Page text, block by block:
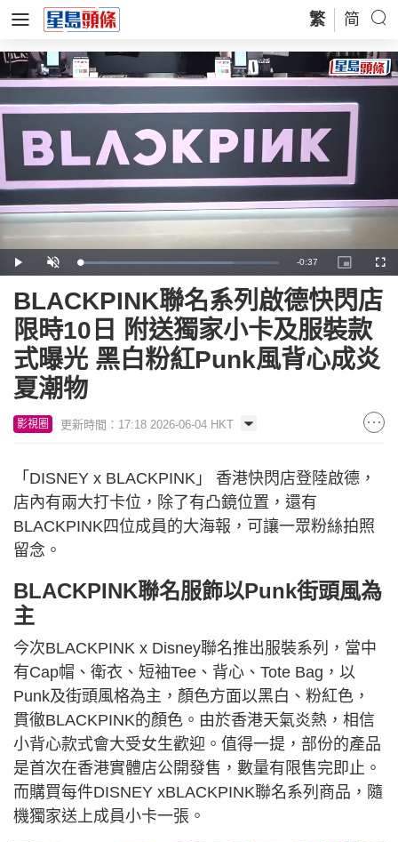
繁 简
Play Unmute Loaded:
77.12%
Remaining
Time
-0:37
Picture-
in-
BLACKPINK聯名系列啟德快閃店
限時10日 附送獨家小卡及服裝款
式曝光 黑白粉紅Punk風背心成炎
夏潮物
影視圈 更新時間：17:18 2026-06-04 HKT
「DISNEY x BLACKPINK」 香港快閃店登陸啟德，
店內有兩大打卡位，除了有凸鏡位置，還有
BLACKPINK四位成員的大海報，可讓一眾粉絲拍照
留念。
BLACKPINK聯名服飾以Punk街頭風為
主
今次BLACKPINK x Disney聯名推出服裝系列，當中
有Cap帽、衛衣、短袖Tee、背心、Tote Bag，以
Punk及街頭風格為主，顏色方面以黑白、粉紅色，
貫徹BLACKPINK的顏色。由於香港天氣炎熱，相信
小背心款式會大受女生歡迎。值得一提，部份的產品
是首次在香港實體店公開發售，數量有限售完即止。
而購買每件DISNEY xBLACKPINK聯名系列商品，隨
機獨家送上成員小卡一張。